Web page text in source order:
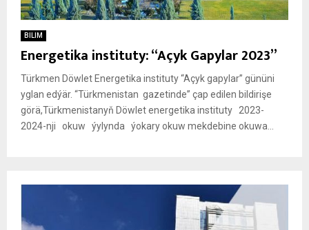
BILIM
Energetika instituty: “Açyk Gapylar 2023”
Türk­me­n Döw­let Ener­ge­ti­ka ins­ti­tu­ty “Açyk gapylar” gününi
yglan edýär. “Türkmenistan gazetinde” çap edilen bildirişe
görä,Türk­me­nis­ta­nyň Döw­let ener­ge­ti­ka ins­ti­tu­ty 2023-
2024-nji okuw ýy­lyn­da ýoka­ry okuw mek­de­bine oku­wa...